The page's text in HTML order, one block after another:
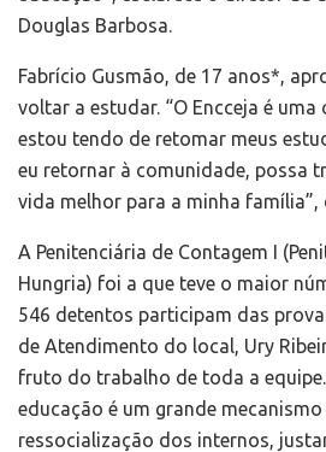
Douglas Barbosa.
Fabrício Gusmão, de 17 anos*,
voltar a estudar. “O Encceja é
estou tendo de retomar meus
eu retornar à comunidade, possa
vida melhor para a minha família”,
A Penitenciária de Contagem I
Hungria) foi a que teve o maior
546 detentos participam das
de Atendimento do local, Ury
fruto do trabalho de toda a
educação é um grande mecanismo
ressocialização dos internos,